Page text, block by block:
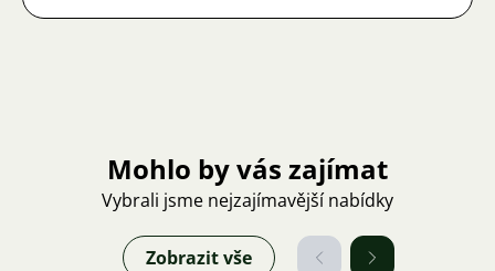
Mohlo by vás zajímat
Vybrali jsme nejzajímavější nabídky
Zobrazit vše